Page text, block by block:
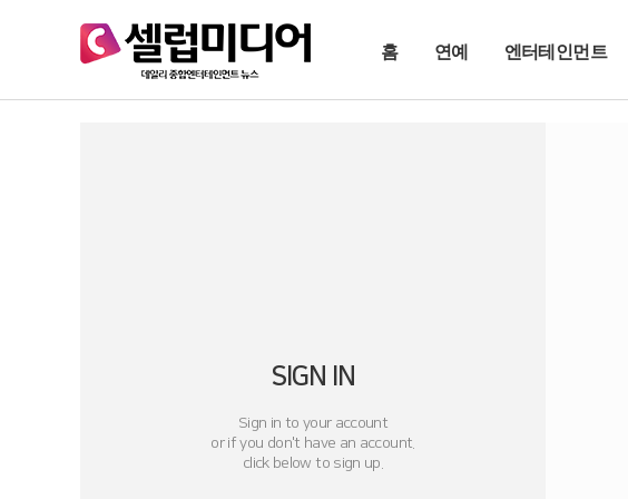
홈 연예 엔터테인먼트
SIGN IN
Sign in to your account
or if you don't have an account.
click below to sign up.